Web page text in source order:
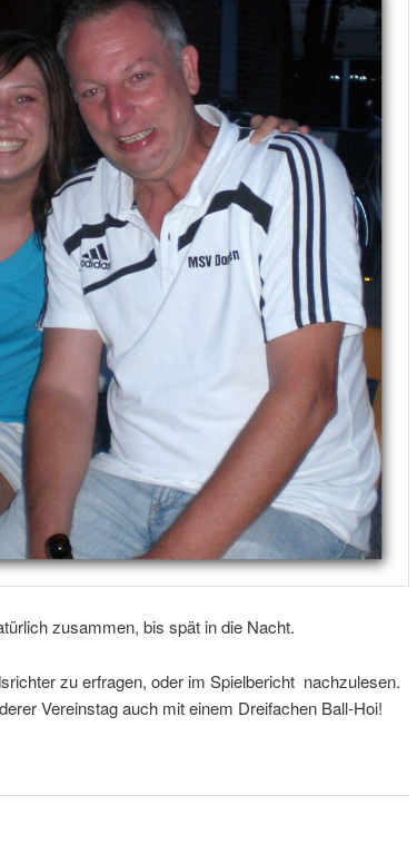
zusammen, bis spät in die Nacht.
zu erfragen, oder im Spielbericht nachzulesen.
Vereinstag auch mit einem Dreifachen Ball-Hoi!